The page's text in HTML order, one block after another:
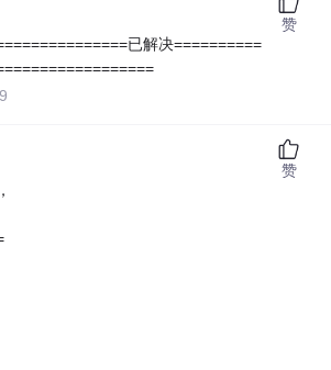
已解决==========
赞
赞